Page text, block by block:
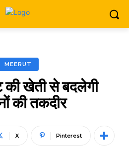
MEERUT
खेती से बदलेगी
की तकदीर
X Pinterest